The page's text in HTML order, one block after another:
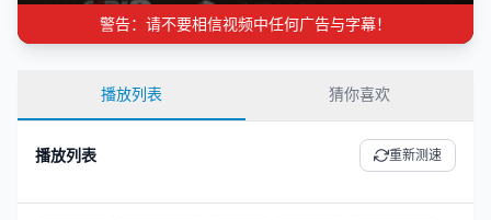
警告：请不要相信视频中任何广告与字幕！
播放列表 猜你喜欢
播放列表 重新测速